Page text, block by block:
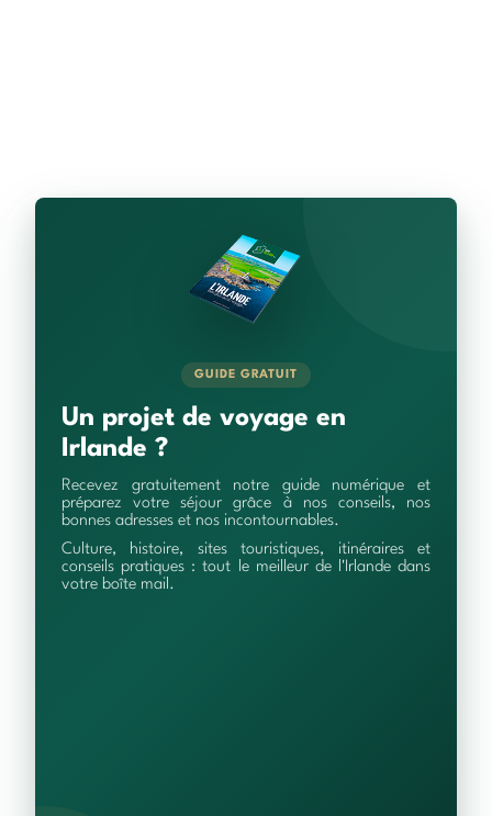
GUIDE GRATUIT
Un projet de voyage en
Irlande ?
Recevez gratuitement notre guide numérique et
préparez votre séjour grâce à nos conseils, nos
bonnes adresses et nos incontournables.
Culture, histoire, sites touristiques, itinéraires et
conseils pratiques : tout le meilleur de l'Irlande dans
votre boîte mail.